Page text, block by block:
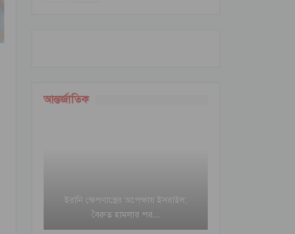
আন্তর্জাতিক
ইরানি ক্ষেপণাস্ত্রের অপেক্ষায় ইসরাইল;
বৈরুত হামলার পর…